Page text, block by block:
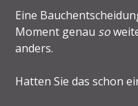
Eine
Moment genau so
anders.
Hatten Sie das schon